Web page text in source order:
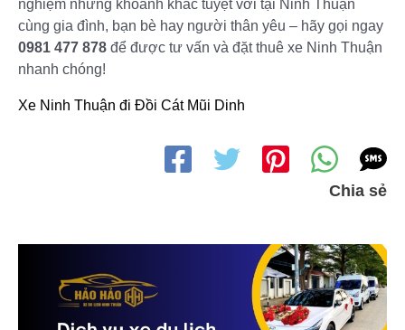
nghiệm những khoảnh khắc tuyệt vời tại Ninh Thuận
cùng gia đình, bạn bè hay người thân yêu – hãy gọi ngay
0981 477 878 để được tư vấn và đặt thuê xe Ninh Thuận
nhanh chóng!
Xe Ninh Thuận đi Đồi Cát Mũi Dinh
Chia sẻ